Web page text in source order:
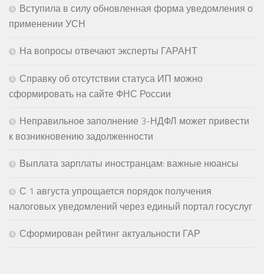
Вступила в силу обновленная форма уведомления о
применении УСН
На вопросы отвечают эксперты ГАРАНТ
Справку об отсутствии статуса ИП можно
сформировать на сайте ФНС России
Неправильное заполнение 3-НДФЛ может привести
к возникновению задолженности
Выплата зарплаты иностранцам: важные нюансы
С 1 августа упрощается порядок получения
налоговых уведомлений через единый портал госуслуг
Сформирован рейтинг актуальности ГАР